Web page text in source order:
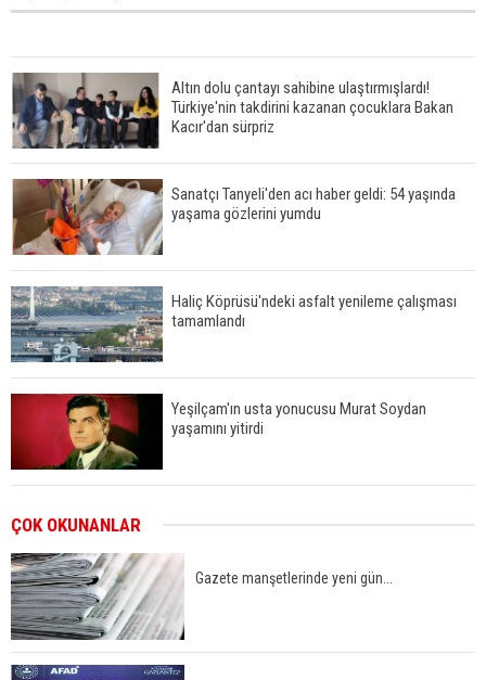
Altın dolu çantayı sahibine ulaştırmışlardı!
Türkiye'nin takdirini kazanan çocuklara Bakan
Kacır'dan sürpriz
Sanatçı Tanyeli'den acı haber geldi: 54 yaşında
yaşama gözlerini yumdu
Haliç Köprüsü'ndeki asfalt yenileme çalışması
tamamlandı
Yeşilçam'ın usta yonucusu Murat Soydan
yaşamını yitirdi
29 Mayıs okullar tatil mi?
ÇOK OKUNANLAR
Gazete manşetlerinde yeni gün...